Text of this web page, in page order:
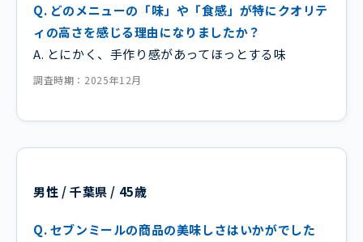
Q. どのメニューの「味」や「食感」が特にクオリテ
ィの高さを感じる理由になりましたか？
A. とにかく、手作り感があってほっとする味
調査時期：2025年12月
男性 / 千葉県 / 45歳
Q. セブンミールの商品の美味しさはいかがでした